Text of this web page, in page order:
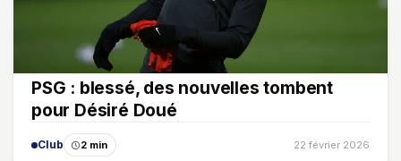
PSG : blessé, des nouvelles tombent
pour Désiré Doué
Club 2 min 22 février 2026